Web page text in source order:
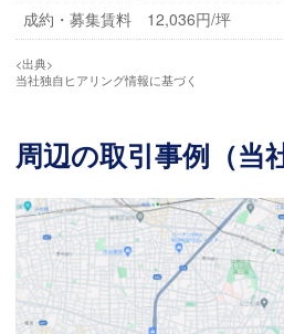
成約・募集賃料
12,036円/坪
<出典>
当社独自ヒアリング情報に基づく
周辺の取引事例（当